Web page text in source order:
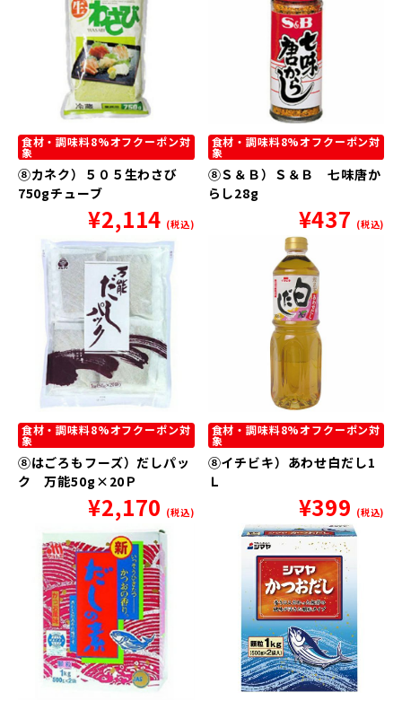
食材・調味料8%オフクーポン対
象
⑧カネク）５０５生わさび
750gチューブ
¥2,114 (税込)
食材・調味料8%オフクーポン対
象
⑧Ｓ＆Ｂ）Ｓ＆Ｂ 七味唐か
らし28g
¥437 (税込)
食材・調味料8%オフクーポン対
象
⑧はごろもフーズ）だしパッ
ク 万能50g×20Ｐ
¥2,170 (税込)
食材・調味料8%オフクーポン対
象
⑧イチビキ）あわせ白だし1
Ｌ
¥399 (税込)